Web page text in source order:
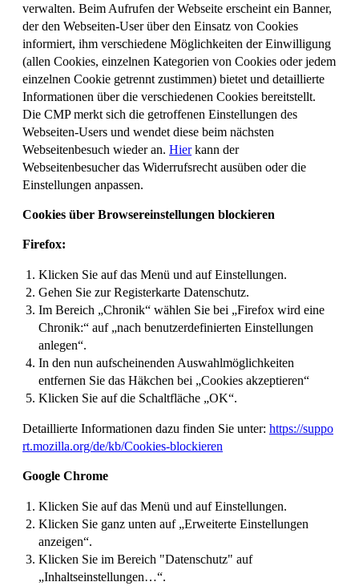
verwalten. Beim Aufrufen der Webseite erscheint ein Banner,
der den Webseiten-User über den Einsatz von Cookies
informiert, ihm verschiedene Möglichkeiten der Einwilligung
(allen Cookies, einzelnen Kategorien von Cookies oder jedem
einzelnen Cookie getrennt zustimmen) bietet und detaillierte
Informationen über die verschiedenen Cookies bereitstellt.
Die CMP merkt sich die getroffenen Einstellungen des
Webseiten-Users und wendet diese beim nächsten
Webseitenbesuch wieder an. Hierkann der
Webseitenbesucher das Widerrufsrecht ausüben oder die
Einstellungen anpassen.
Cookies über Browsereinstellungen blockieren
Firefox:
Klicken Sie auf das Menü und auf Einstellungen.
Gehen Sie zur Registerkarte Datenschutz.
Im Bereich „Chronik“ wählen Sie bei „Firefox wird eine
Chronik:“ auf „nach benutzerdefinierten Einstellungen
anlegen“.
In den nun aufscheinenden Auswahlmöglichkeiten
entfernen Sie das Häkchen bei „Cookies akzeptieren“
Klicken Sie auf die Schaltfläche „OK“.
Detaillierte Informationen dazu finden Sie unter: https://suppo
rt.mozilla.org/de/kb/Cookies-blockieren
Google Chrome
Klicken Sie auf das Menü und auf Einstellungen.
Klicken Sie ganz unten auf „Erweiterte Einstellungen
anzeigen“.
Klicken Sie im Bereich "Datenschutz" auf
„Inhaltseinstellungen…“.